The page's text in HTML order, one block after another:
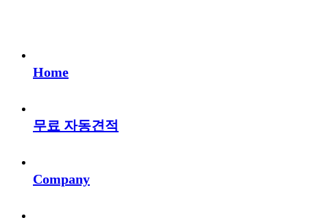
Home
무료 자동견적
Company